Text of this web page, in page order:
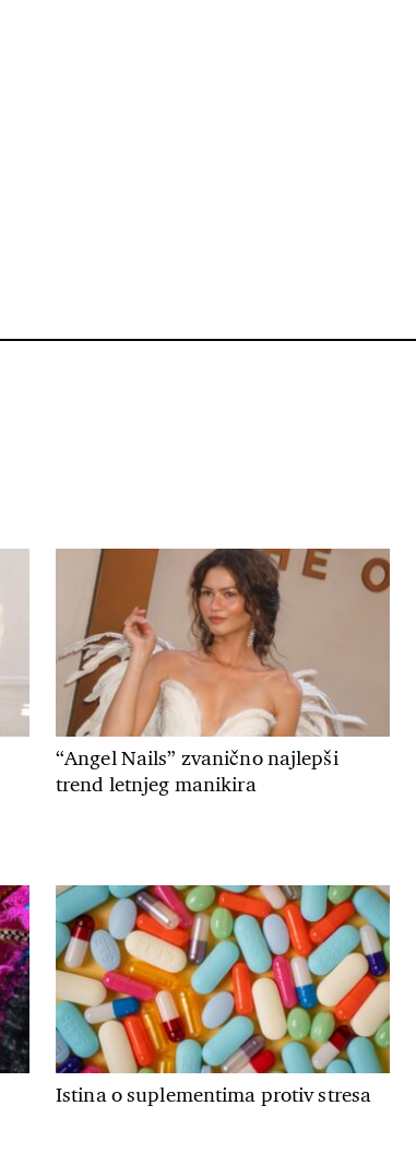
“Angel Nails” zvanično najlepši
trend letnjeg manikira
Istina o suplementima protiv stresa